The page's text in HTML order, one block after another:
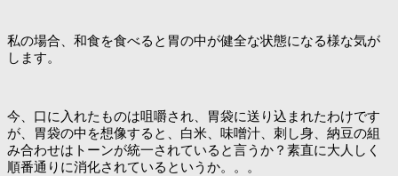
私の場合、和食を食べると胃の中が健全な状態になる様な気が
します。
今、口に入れたものは咀嚼され、胃袋に送り込まれたわけです
が、胃袋の中を想像すると、白米、味噌汁、刺し身、納豆の組
み合わせはトーンが統一されていると言うか？素直に大人しく
順番通りに消化されているというか。。。